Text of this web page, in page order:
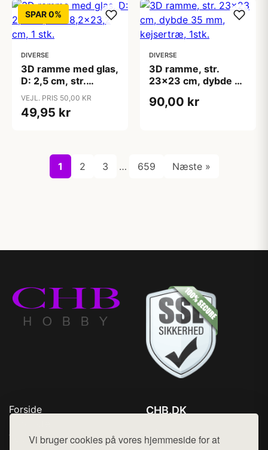
Vi bruger cookies på vores hjemmeside for at
SPAR 0%
DIVERSE
3D ramme med glas,
D: 2,5 cm, str.
18,2x23,2 cm, 1 stk.
VEJL. PRIS 50,00 KR
49,95 kr
DIVERSE
3D ramme, str.
23x23 cm, dybde 35
90,00 kr
1 2 3 … 659 Næste »
Forside
Top Rabatter
CHB.DK